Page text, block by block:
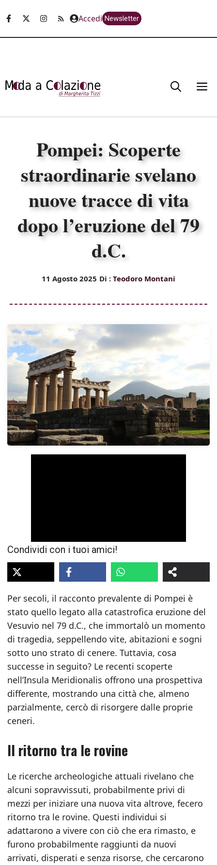
Accedi Newsletter
Pompei: Scoperte
straordinarie svelano
nuove tracce di vita
dopo l’eruzione del 79
d.C.
11 Agosto 2025 Di : Teodoro Montani
Condividi con i tuoi amici!
Per secoli, il racconto prevalente di Pompei è
stato quello legato alla catastrofica eruzione del
Vesuvio nel 79 d.C., che immortalò un momento
di tragedia, seppellendo vite, abitazioni e sogni
sotto uno strato di cenere. Tuttavia, cosa
successe in seguito? Le recenti scoperte
nell’Insula Meridionalis offrono una prospettiva
differente, mostrando una città che, almeno
parzialmente, cercò di risorgere dalle proprie
ceneri.
Il ritorno tra le rovine
Le ricerche archeologiche attuali rivelano che
alcuni sopravvissuti, probabilmente privi di
mezzi per iniziare una nuova vita altrove, fecero
ritorno tra le rovine. Questi individui si
adattarono a vivere con ciò che era rimasto, e
furono probabilmente raggiunti da nuovi
arrivati, disperati e senza risorse, che cercarono